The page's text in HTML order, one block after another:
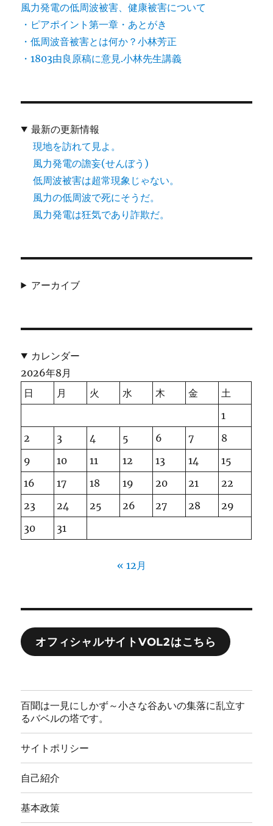
風力発電の低周波被害、健康被害について
・ピアポイント第一章・あとがき
・低周波音被害とは何か？小林芳正
・1803由良原稿に意見.小林先生講義
最新の更新情報
現地を訪れて見よ。
風力発電の譫妄(せんぼう)
低周波被害は超常現象じゃない。
風力の低周波で死にそうだ。
風力発電は狂気であり詐欺だ。
アーカイブ
カレンダー
2026年8月
日
月 火 水 木 金
土
1
2
3 4 5 6 7
8
9
10 11 12 13 14
15
16
17 18 19 20 21
22
23
24 25 26 27 28
29
30
31
« 12月
オフィシャルサイトVOL2はこちら
百聞は一見にしかず～小さな谷あいの集落に乱立す
るバベルの塔です。
サイトポリシー
自己紹介
基本政策